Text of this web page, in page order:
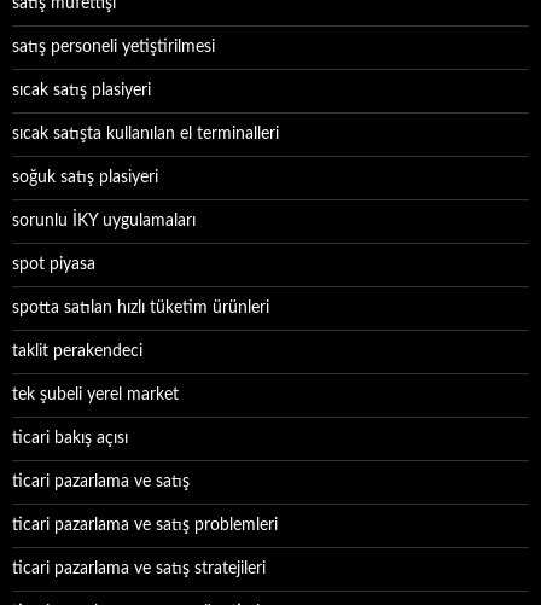
satış müfettişi
satış personeli yetiştirilmesi
sıcak satış plasiyeri
sıcak satışta kullanılan el terminalleri
soğuk satış plasiyeri
sorunlu İKY uygulamaları
spot piyasa
spotta satılan hızlı tüketim ürünleri
taklit perakendeci
tek şubeli yerel market
ticari bakış açısı
ticari pazarlama ve satış
ticari pazarlama ve satış problemleri
ticari pazarlama ve satış stratejileri